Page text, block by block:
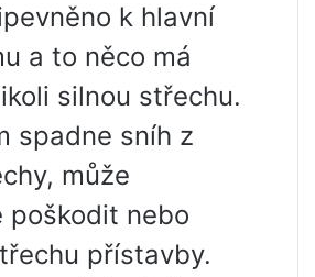
k hlavní
a to něco má
silnou střechu.
spadne sníh z
může
poškodit nebo
přístavby.